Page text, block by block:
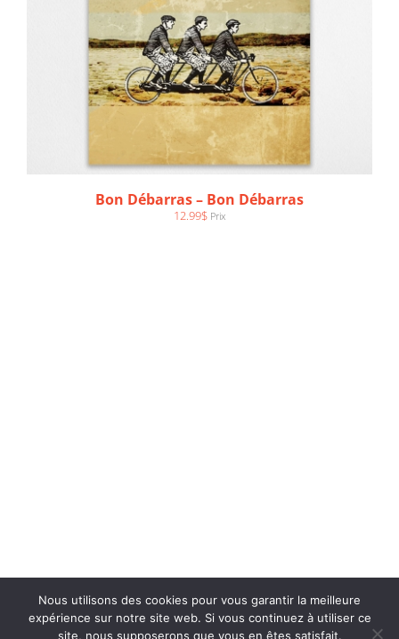
Bon Débarras – Bon Débarras
12.99$ Prix
Productions de l’onde –info@productionsdelonde.com
Nous utilisons des cookies pour vous garantir la meilleure
expérience sur notre site web. Si vous continuez à utiliser ce
site, nous supposerons que vous en êtes satisfait.